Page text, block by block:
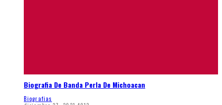
Biografia De Banda Perla De Michoacan
Biografias